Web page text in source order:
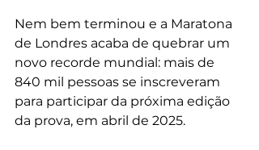
Nem bem terminou e a Maratona
de Londres acaba de quebrar um
novo recorde mundial: mais de
840 mil pessoas se inscreveram
para participar da próxima edição
da prova, em abril de 2025.